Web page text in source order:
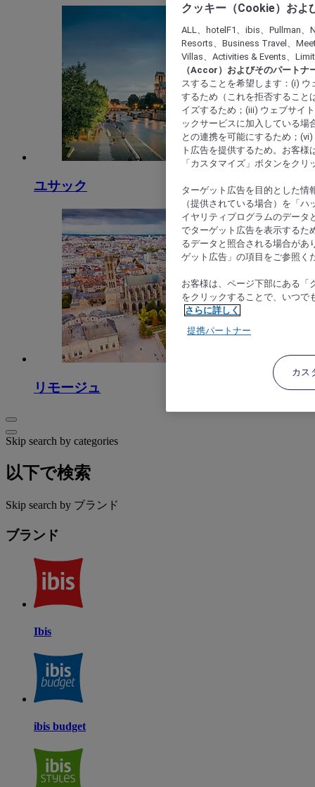
ユサック
リモージュ
Skip search by categories
以下で検索
Skip search by ブランド
ブランド
Ibis
ibis budget
クッキー（Cookie）およ
ALL、hotelF1、ibis、Pullman
Resorts、Business Travel、
Villas、Activities & Events、
（Accor）およびそのパートナ
スすることを希望します：(i)
するため（これを拒否すること
イズするため；(iii) ウェブサイ
ックサービスに加入している場
との連携を可能にするため；
ト広告を提供するため。お客
「カスタマイズ」ボタンをク
ターゲット広告を目的とした情
（提供されている場合）を「
イヤリティプログラムのデータ
でターゲット広告を表示するた
るデータと照合される場合があ
ゲット広告」の項目をご参照く
お客様は、ページ下部にある「
をクリックすることで、いつで
さらに詳しく
提携パートナー
カス